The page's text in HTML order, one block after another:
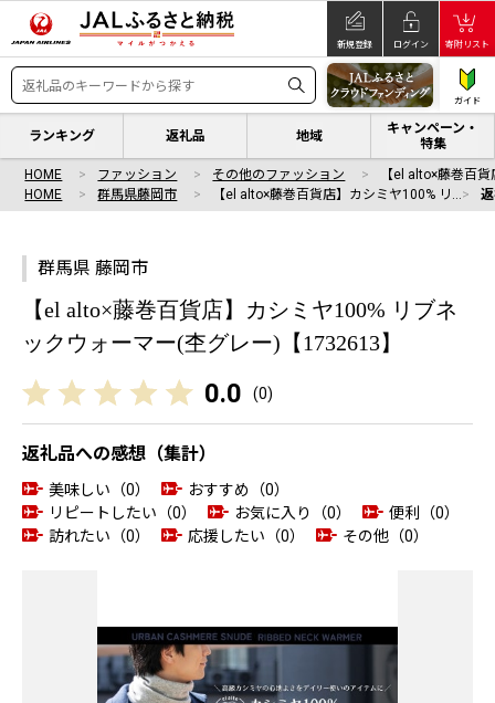
新規登録 ログイン 寄附リスト
ガイド
ランキング 返礼品 地域
キャンペーン・
特集
HOME ファッション その他のファッション
【el alto×藤巻百
HOME
群馬県藤岡市 【el alto×藤巻百貨店】カシミヤ100% リ…
群馬県 藤岡市
【el alto×藤巻百貨店】カシミヤ100% リブネ
ックウォーマー(杢グレー)【1732613】
0.0 (0)
返礼品への感想（集計）
美味しい（0）
おすすめ（0）
リピートしたい（0）
お気に入り（0）
便利（0）
訪れたい（0）
応援したい（0） その他（0）